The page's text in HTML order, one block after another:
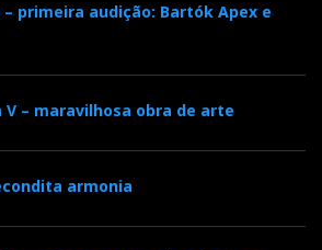
primeira audição: Bartók Apex e
V – maravilhosa obra de arte
armonia